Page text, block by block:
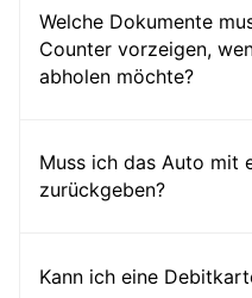
Welche Dokumente
Counter vorzeigen,
abholen möchte?
Muss ich das Auto mit
zurückgeben?
Kann ich eine